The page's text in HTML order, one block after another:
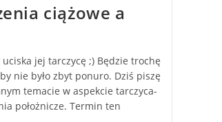
ciążowe a
jej tarczycę ;) Będzie trochę
nie było zbyt ponuro. Dziś piszę
temacie w aspekcie tarczyca-
położnicze. Termin ten